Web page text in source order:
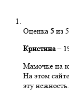
Оценка 5 из 5
Кристина –
Мамочке на
На этом
эту нежность.